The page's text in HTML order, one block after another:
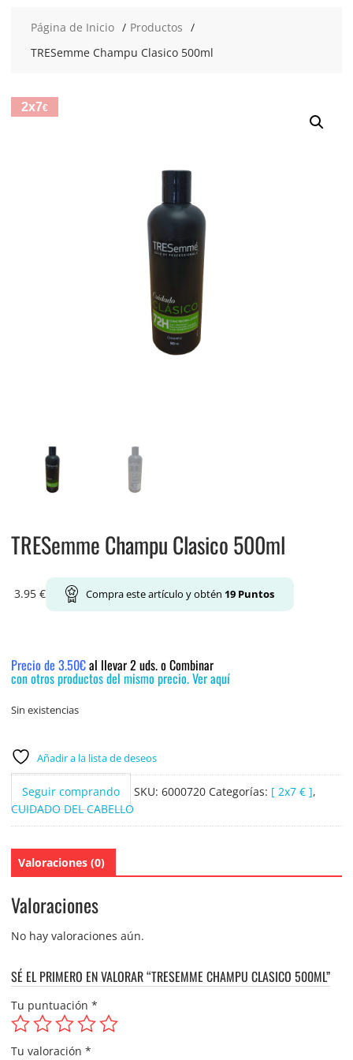
Página de Inicio
Productos
TRESemme Champu Clasico 500ml
2x7€
TRESemme Champu Clasico 500ml
3.95 € Compra este artículo y obtén 19Puntos
Precio de 3.50€al llevar 2 uds. o Combinar
con otros productos del mismo precio. Ver aquí
Sin existencias
Añadir a la lista de deseos
Seguir comprando SKU: 6000720 Categorías: [ 2x7 € ],
CUIDADO DEL CABELLO
Valoraciones (0)
Valoraciones
No hay valoraciones aún.
SÉ EL PRIMERO EN VALORAR “TRESEMME CHAMPU CLASICO 500ML”
Tu puntuación *
Tu valoración *